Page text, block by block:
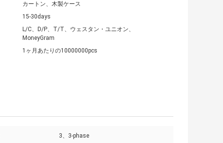
カートン、木製ケース
15-30days
L/C、D/P、T/T、ウェスタン・ユニオン、
MoneyGram
1ヶ月あたりの10000000pcs
3、3-phase